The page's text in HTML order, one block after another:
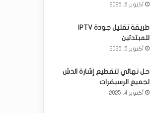
أكتوبر 6, 2025
طريقة تقليل جودة IPTV
للمبتدئين
أكتوبر 5, 2025
حل نهائي لتقطيع إشارة الدش
لجميع الرسيفرات
أكتوبر 4, 2025